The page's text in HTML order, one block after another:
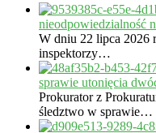
nieodpowiedzialność
W dniu 22 lipca 2026
inspektorzy…
sprawie utonięcia
Prokurator z
śledztwo w sprawie…